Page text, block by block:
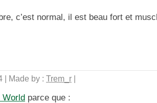
c’est normal, il est beau fort et
| Made by : Trem_r |
World parce que :